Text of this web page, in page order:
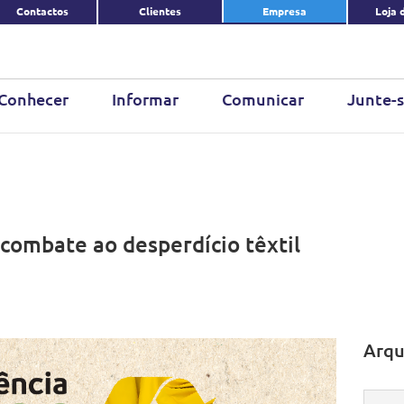
Contactos Clientes Empresa Loja
Informar Comunicar Junte-
ao desperdício têxtil